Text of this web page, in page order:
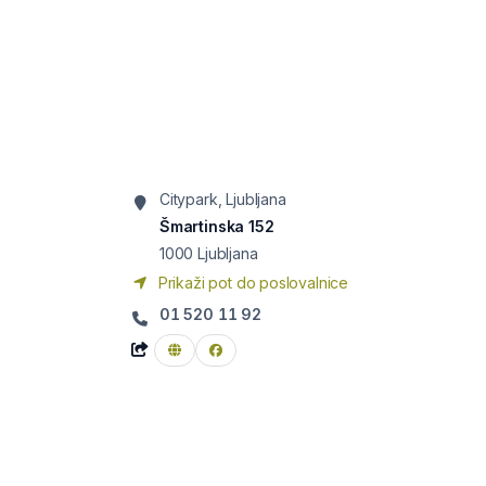
Citypark, Ljubljana
Šmartinska 152
1000 Ljubljana
Prikaži pot do poslovalnice
01 520 11 92